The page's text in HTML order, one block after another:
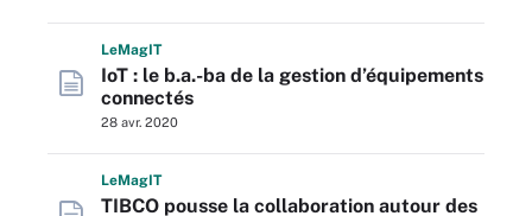
LeMagIT
IoT : le b.a.-ba de la gestion d’équipements
connectés
28 avr. 2020
LeMagIT
TIBCO pousse la collaboration autour des